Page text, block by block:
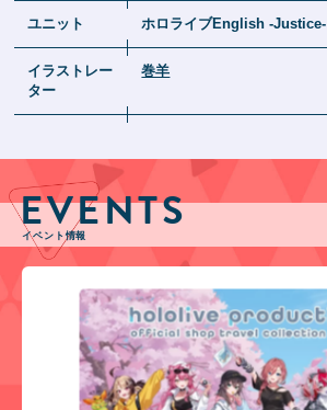
ユニット ホロライブEnglish -Justice-
イラストレー
ター
巻羊
EVENTS
イベント情報